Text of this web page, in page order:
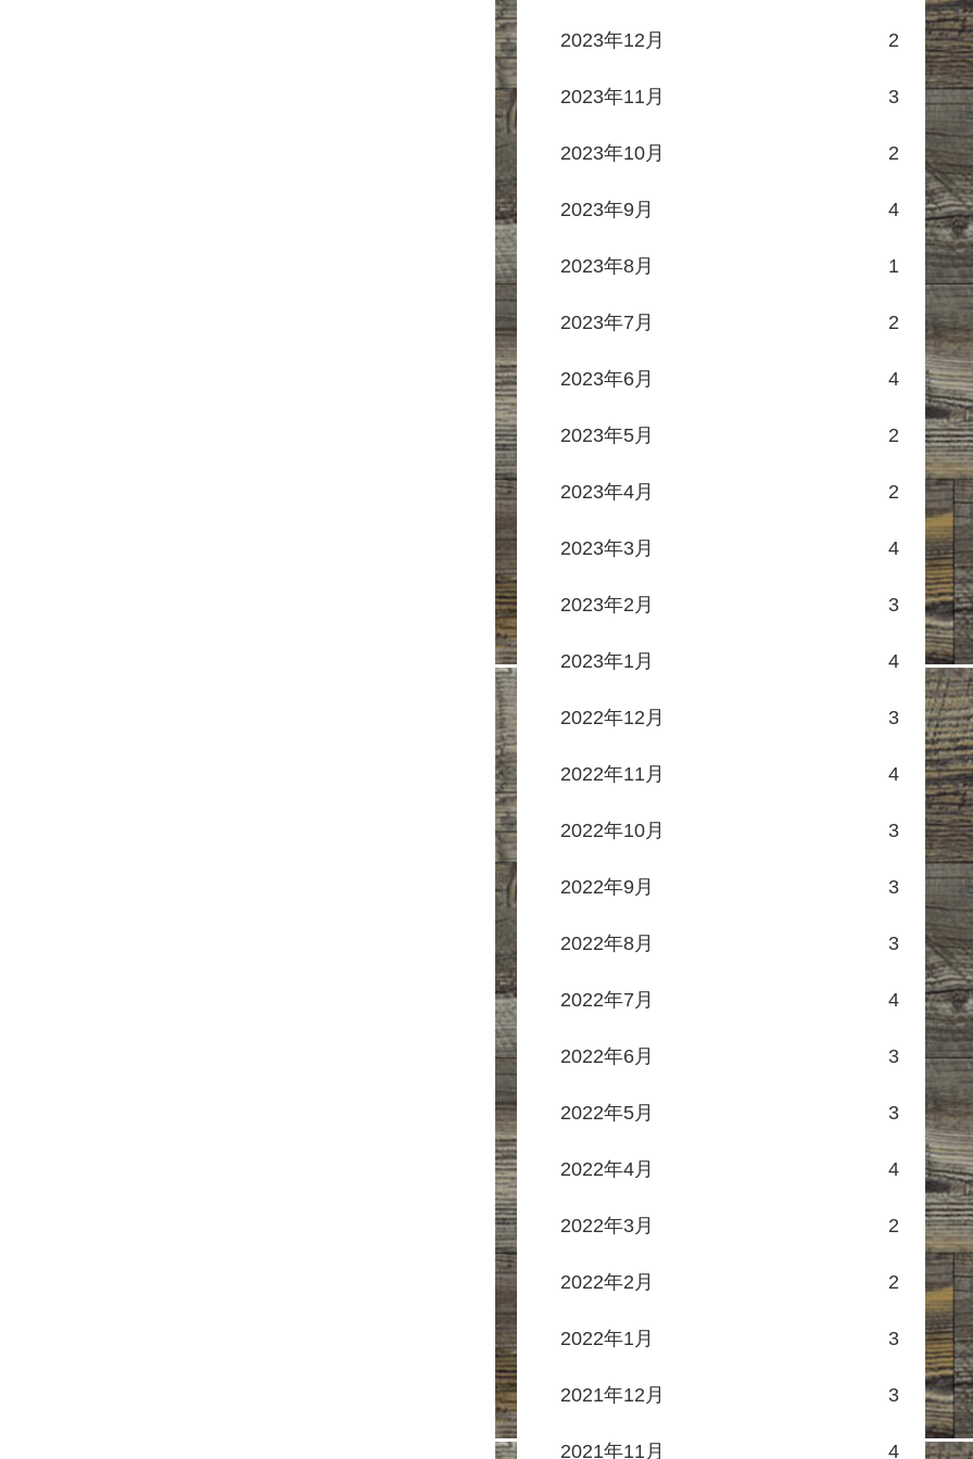
2023年12月 2
2023年11月 3
2023年10月 2
2023年9月 4
2023年8月 1
2023年7月 2
2023年6月 4
2023年5月 2
2023年4月 2
2023年3月 4
2023年2月 3
2023年1月 4
2022年12月 3
2022年11月 4
2022年10月 3
2022年9月 3
2022年8月 3
2022年7月 4
2022年6月 3
2022年5月 3
2022年4月 4
2022年3月 2
2022年2月 2
2022年1月 3
2021年12月 3
2021年11月 4